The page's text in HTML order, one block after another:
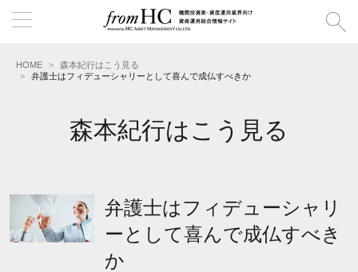
HOME
森本紀行はこう見る
弁護士はフィデューシャリーとして喜んで成仏すべきか
森本紀行はこう見る
弁護士はフィデューシャリ
ーとして喜んで成仏すべき
か